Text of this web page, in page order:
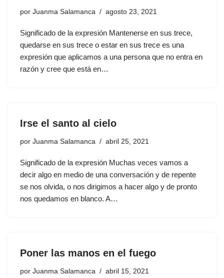
por Juanma Salamanca agosto 23, 2021
Significado de la expresión Mantenerse en sus trece,
quedarse en sus trece o estar en sus trece es una
expresión que aplicamos a una persona que no entra en
razón y cree que está en…
Irse el santo al cielo
por Juanma Salamanca abril 25, 2021
Significado de la expresión Muchas veces vamos a
decir algo en medio de una conversación y de repente
se nos olvida, o nos dirigimos a hacer algo y de pronto
nos quedamos en blanco. A…
Poner las manos en el fuego
por Juanma Salamanca abril 15, 2021